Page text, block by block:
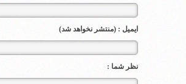
ایمیل : (منتشر نخواهد شد)
نظر شما :